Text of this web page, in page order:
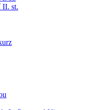
II. st.